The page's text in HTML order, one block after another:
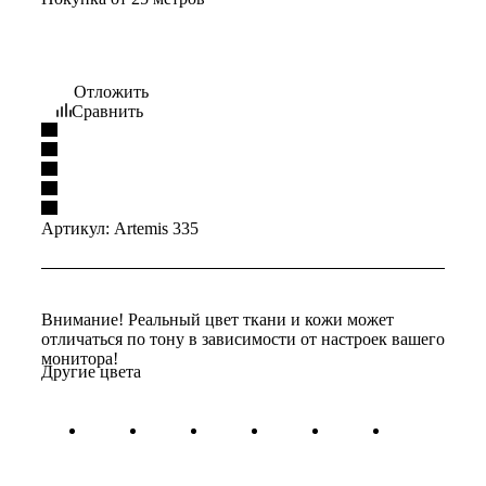
Отложить
Сравнить
Артикул: Artemis 335
Внимание! Реальный цвет ткани и кожи может
отличаться по тону в зависимости от настроек вашего
монитора!
Другие цвета